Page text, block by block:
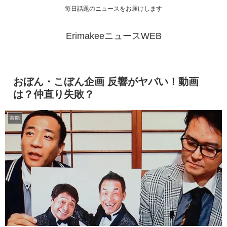
毎日話題のニュースをお届けします
ErimakeeニュースWEB
おぼん・こぼん企画 反響がヤバい！動画
は？仲直り失敗？
芸能